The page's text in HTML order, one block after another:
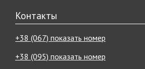
Контакты
+38 (067) показать номер
+38 (095) показать номер